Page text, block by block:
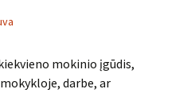
mokinio įgūdis,
darbe, ar